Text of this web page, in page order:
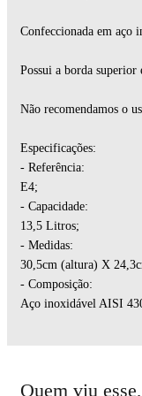
Confeccionada em aço
Possui a borda
Não recomendamos o
Especificações:
- Referência:
E4;
- Capacidade:
13,5 Litros;
- Medidas:
30,5cm (altura) X
- Composição:
Aço inoxidável AISI
Quem viu